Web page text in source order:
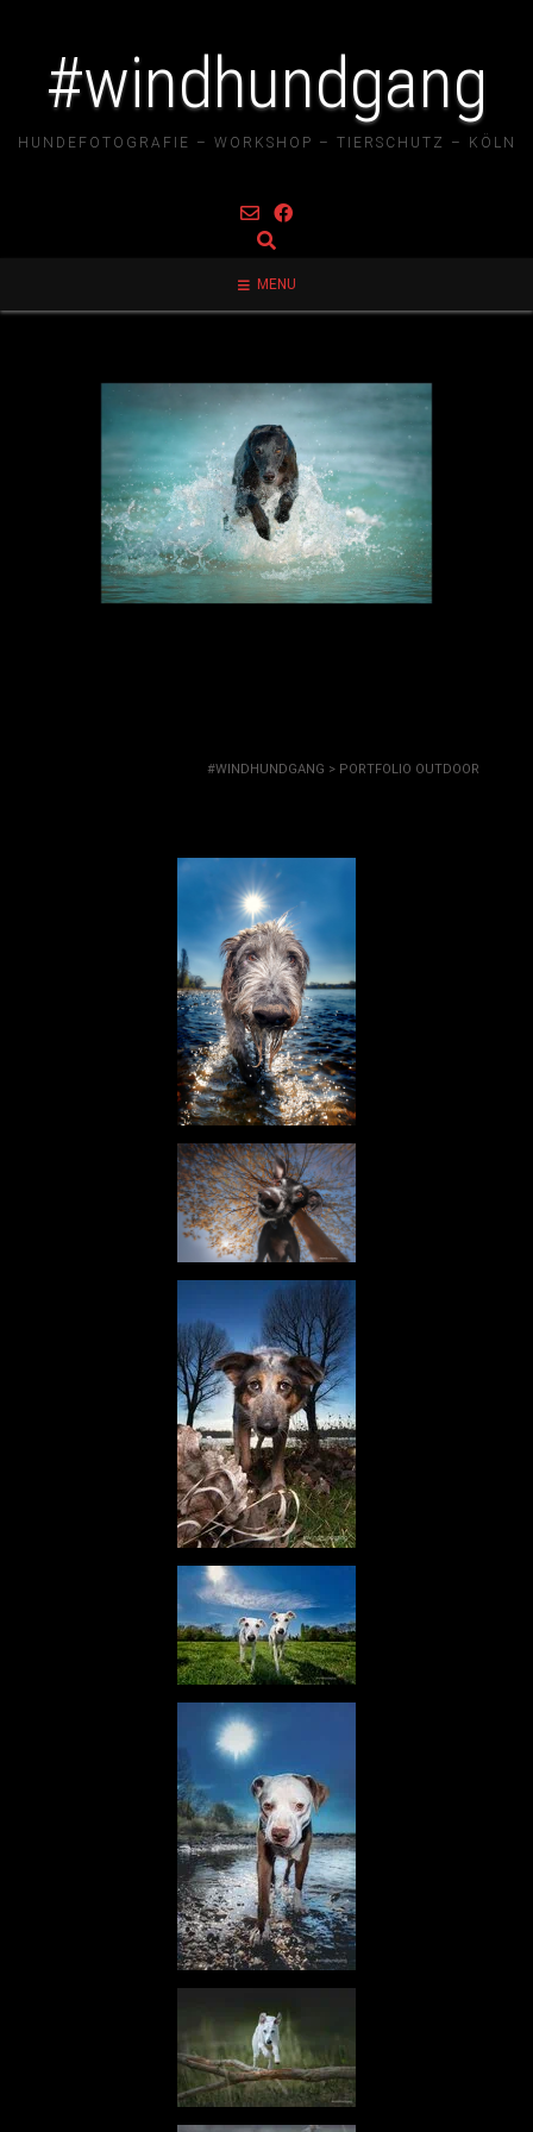
#windhundgang
HUNDEFOTOGRAFIE – WORKSHOP – TIERSCHUTZ – KÖLN
MENU
#WINDHUNDGANG > PORTFOLIO OUTDOOR